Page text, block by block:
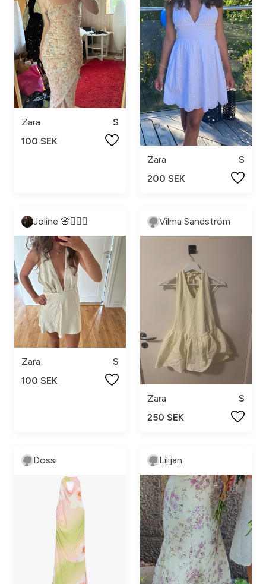
Zara
S
100 SEK
Zara
S
200 SEK
Joline 🌸🧚🏻‍♀️
Zara
S
100 SEK
Vilma Sandström
Zara
S
250 SEK
Dossi Lilijan